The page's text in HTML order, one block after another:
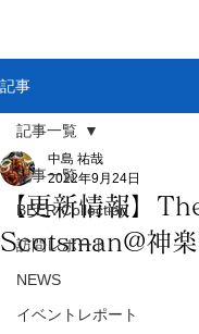
記事
記事一覧
BEER Collection
訪問レポート
NEWS
イベントレポート
記事一覧
【更新情報】
Scotsman@神
中島 祐哉
2022年9月24日